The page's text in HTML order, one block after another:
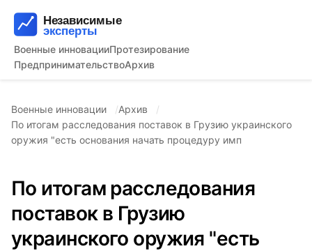
Военные инновацииПротезирование
ПредпринимательствоАрхив
Военные инновации
Архив
По итогам расследования поставок в Грузию украинского
оружия "есть основания начать процедуру имп
По итогам расследования
поставок в Грузию
украинского оружия "есть